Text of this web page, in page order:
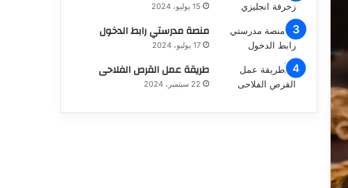
15 يوليو، 2024
منصة مدرستي رابط الدخول
17 يوليو، 2024
طريقة عمل القرص الفلاحى
22 سبتمبر، 2024